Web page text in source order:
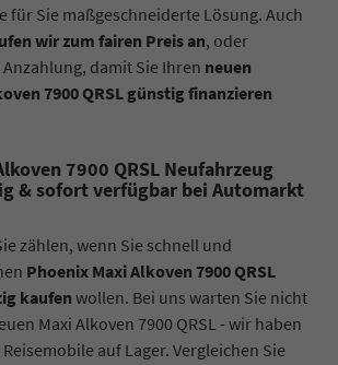
für Sie maßgeschneiderte Lösung. Auch
wir zum fairen Preis an, oder
damit Sie Ihren neuen
7900 QRSL günstig finanzieren
7900 QRSL Neufahrzeug
& sofort verfügbar bei Automarkt
zählen, wenn Sie schnell und
Phoenix Maxi Alkoven 7900 QRSL
kaufen wollen. Bei uns warten Sie nicht
Maxi Alkoven 7900 QRSL - wir haben
auf Lager. Vergleichen Sie